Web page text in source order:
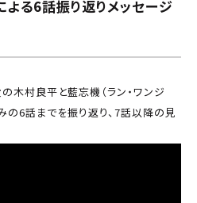
る6話振り返りメッセージ
木村良平と藍忘機（ラン・ワンジ
6話までを振り返り、7話以降の見